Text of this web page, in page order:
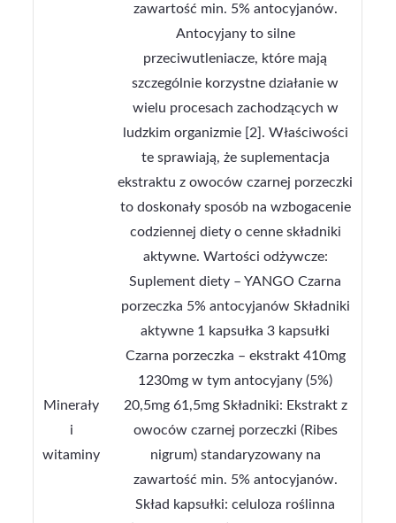
Minerały
i
witaminy
zawartość min. 5% antocyjanów.
Antocyjany to silne
przeciwutleniacze, które mają
szczególnie korzystne działanie w
wielu procesach zachodzących w
ludzkim organizmie [2]. Właściwości
te sprawiają, że suplementacja
ekstraktu z owoców czarnej porzeczki
to doskonały sposób na wzbogacenie
codziennej diety o cenne składniki
aktywne. Wartości odżywcze:
Suplement diety – YANGO Czarna
porzeczka 5% antocyjanów Składniki
aktywne 1 kapsułka 3 kapsułki
Czarna porzeczka – ekstrakt 410mg
1230mg w tym antocyjany (5%)
20,5mg 61,5mg Składniki: Ekstrakt z
owoców czarnej porzeczki (Ribes
nigrum) standaryzowany na
zawartość min. 5% antocyjanów.
Skład kapsułki: celuloza roślinna